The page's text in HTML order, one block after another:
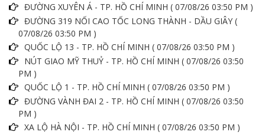
ĐƯỜNG XUYÊN Á - TP. HỒ CHÍ MINH ( 07/08/26 03:50 PM )
ĐƯỜNG 319 NỐI CAO TỐC LONG THÀNH - DẦU GIÂY (
07/08/26 03:50 PM )
QUỐC LỘ 13 - TP. HỒ CHÍ MINH ( 07/08/26 03:50 PM )
NÚT GIAO MỸ THUỶ - TP. HỒ CHÍ MINH ( 07/08/26 03:50
PM )
QUỐC LỘ 1 - TP. HỒ CHÍ MINH ( 07/08/26 03:50 PM )
ĐƯỜNG VÀNH ĐAI 2 - TP. HỒ CHÍ MINH ( 07/08/26 03:50
PM )
XA LỘ HÀ NỘI - TP. HỒ CHÍ MINH ( 07/08/26 03:50 PM )